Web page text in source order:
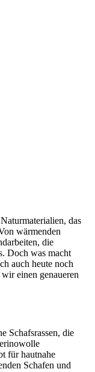
das
wärmenden
die
Doch was macht
auch heute noch
einen genaueren
Schafsrassen, die
für hautnahe
Schafen und